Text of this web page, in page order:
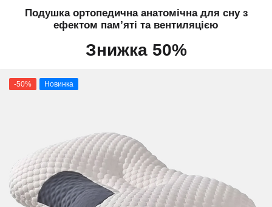
Подушка ортопедична анатомічна для сну з
ефектом пам’яті та вентиляцією
Знижка 50%
-50% Новинка